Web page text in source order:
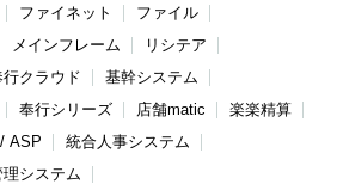
ファイネット
ファイル
メインフレーム
リシテア
クラウド
基幹システム
奉行シリーズ 店舗matic
楽楽精算
ASP
統合人事システム
理システム